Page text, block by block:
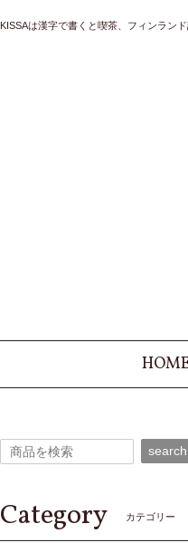
KISSAは漢字で書くと喫茶、フィンラン
search
Category カテゴリー